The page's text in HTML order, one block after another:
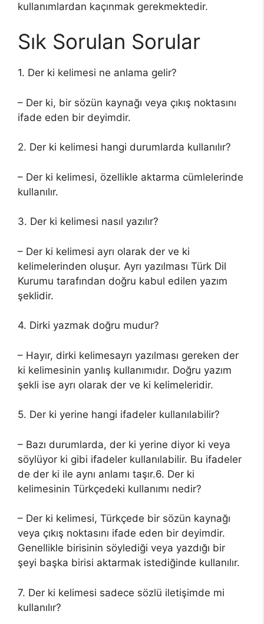
kullanımlardan kaçınmak gerekmektedir.
Sık Sorulan Sorular
1. Der ki kelimesi ne anlama gelir?
– Der ki, bir sözün kaynağı veya çıkış noktasını
ifade eden bir deyimdir.
2. Der ki kelimesi hangi durumlarda kullanılır?
– Der ki kelimesi, özellikle aktarma cümlelerinde
kullanılır.
3. Der ki kelimesi nasıl yazılır?
– Der ki kelimesi ayrı olarak der ve ki
kelimelerinden oluşur. Ayrı yazılması Türk Dil
Kurumu tarafından doğru kabul edilen yazım
şeklidir.
4. Dirki yazmak doğru mudur?
– Hayır, dirki kelimesayrı yazılması gereken der
ki kelimesinin yanlış kullanımıdır. Doğru yazım
şekli ise ayrı olarak der ve ki kelimeleridir.
5. Der ki yerine hangi ifadeler kullanılabilir?
– Bazı durumlarda, der ki yerine diyor ki veya
söylüyor ki gibi ifadeler kullanılabilir. Bu ifadeler
de der ki ile aynı anlamı taşır.6. Der ki
kelimesinin Türkçedeki kullanımı nedir?
– Der ki kelimesi, Türkçede bir sözün kaynağı
veya çıkış noktasını ifade eden bir deyimdir.
Genellikle birisinin söylediği veya yazdığı bir
şeyi başka birisi aktarmak istediğinde kullanılır.
7. Der ki kelimesi sadece sözlü iletişimde mi
kullanılır?